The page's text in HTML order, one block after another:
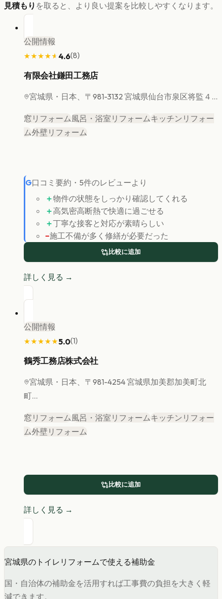
見積もり を取ると、より良い提案を比較しやすくなります。
公開情報
★★★★★
★★★★★ 4.6(8)
有限会社鎌田工務店
宮城県 ・日本、〒981-3132 宮城県仙台市泉区将監４...
窓リフォーム 風呂・浴室リフォームキッチンリフォー
ム外壁リフォーム
G口コミ要約 ・ 5件のレビューより
＋物件の状態をしっかり確認してくれる
＋高気密高断熱で快適に過ごせる
＋丁寧な接客と対応が素晴らしい
−施工不備が多く修繕が必要だった
比較に追加
詳しく見る →
公開情報
★★★★★
★★★★★5.0(1)
鶴秀工務店株式会社
宮城県 ・日本、〒981-4254 宮城県加美郡加美町北
町...
窓リフォーム 風呂・浴室リフォームキッチンリフォー
ム外壁リフォーム
比較に追加
詳しく見る →
宮城県の トイレリフォームで使える補助金
国・自治体の補助金を活用すれば工事費の負担を大きく軽
減できます。